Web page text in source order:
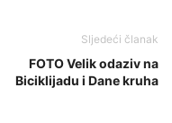
Sljedeći članak
FOTO Velik odaziv na
Biciklijadu i Dane kruha